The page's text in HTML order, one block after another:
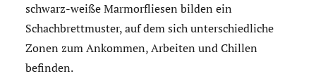
schwarz-weiße Marmorfliesen bilden ein
Schachbrettmuster, auf dem sich unterschiedliche
Zonen zum Ankommen, Arbeiten und Chillen
befinden.